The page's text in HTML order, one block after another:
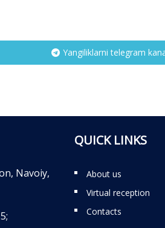
Yangiliklarni telegram
Navoiy,
QUICK LINKS
About us
Virtual reception
Contacts